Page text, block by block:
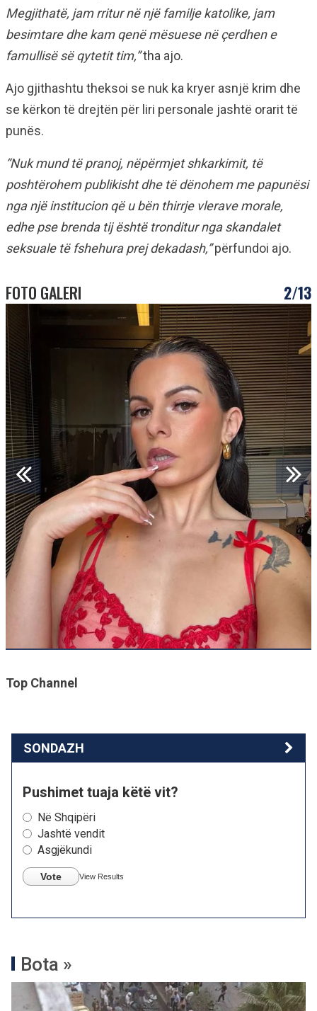
Megjithatë, jam rritur në një familje katolike, jam
besimtare dhe kam qenë mësuese në çerdhen e
famullisë së qytetit tim,”tha ajo.
Ajo gjithashtu theksoi se nuk ka kryer asnjë krim dhe
se kërkon të drejtën për liri personale jashtë orarit të
punës.
“Nuk mund të pranoj, nëpërmjet shkarkimit, të
poshtërohem publikisht dhe të dënohem me papunësi
nga një institucion që u bën thirrje vlerave morale,
edhe pse brenda tij është tronditur nga skandalet
seksuale të fshehura prej dekadash,”përfundoi ajo.
FOTO GALERI 2/13
Top Channel
SONDAZH
Pushimet tuaja këtë vit?
Në Shqipëri
Jashtë vendit
Asgjëkundi
Vote View Results
Bota »